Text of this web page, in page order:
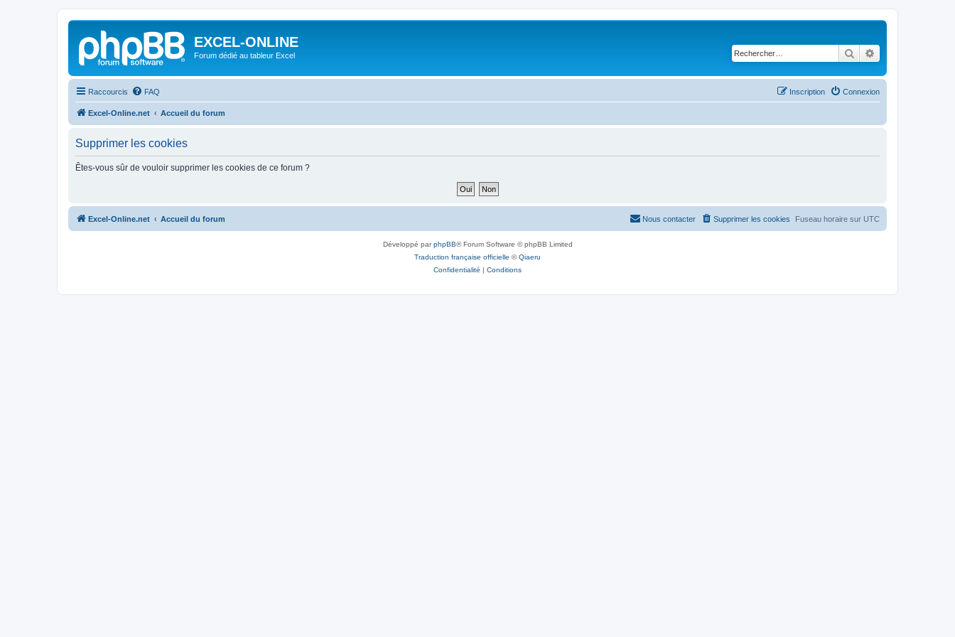
EXCEL-ONLINE
Forum dédié au tableur Excel Rechercher
Raccourcis FAQ Connexion
Inscription
Excel-Online.net Accueil du forum
Supprimer les cookies
Êtes-vous sûr de vouloir supprimer les cookies de ce forum ?
Excel-Online.net Accueil du forum Fuseau horaire sur UTC
Supprimer les cookies
Nous contacter
Développé parphpBB® Forum Software © phpBB Limited
Traduction française officielle ©Qiaeru
Confidentialité | Conditions